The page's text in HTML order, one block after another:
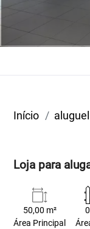
Início aluguel
Loja para
50,00 m²
Área Principal